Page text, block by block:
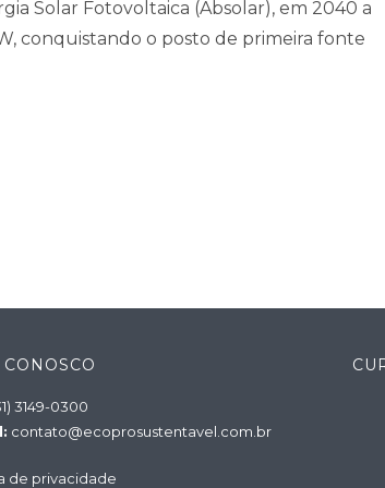
Solar Fotovoltaica (Absolar), em 2040 a
conquistando o posto de primeira fonte
3149-0300
contato@ecoprosustentavel.com.br
de privacidade